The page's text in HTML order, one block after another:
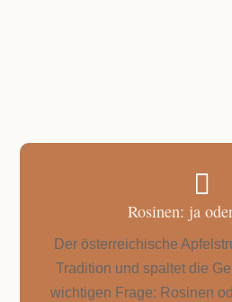

Rosinen: ja
Der österreichische
Tradition und spaltet die
wichtigen Frage: Rosinen